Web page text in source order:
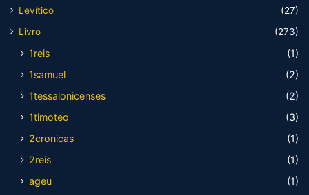
Levítico
(27)
Livro
(273)
1reis
(1)
1samuel
(2)
1tessalonicenses
(2)
1timoteo
(3)
2cronicas
(1)
2reis
(1)
ageu
(1)